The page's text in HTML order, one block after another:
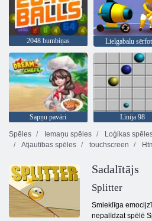
2048 bumbiņas Lielgabalu
Sapņu pavāri Līnija 98
Spēles
Iemaņu spēles Loģikas
Atjautības spēles
touchscreen
Sadalītājs
Splitter
Smieklīga
nepalīdzat spēlē